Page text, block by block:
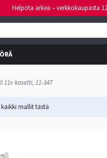
Helpota arkea – verkkokaupasta
11v kasetti, 11-34T
mallittästä